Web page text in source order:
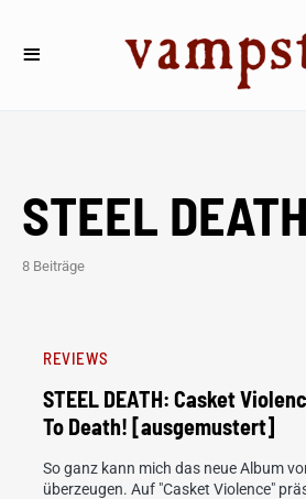
STEEL DEATH
8 Beiträge
REVIEWS
STEEL DEATH: Casket
To Death! [ausgemustert]
So ganz kann mich das neue Album
überzeugen. Auf "Casket Violence"